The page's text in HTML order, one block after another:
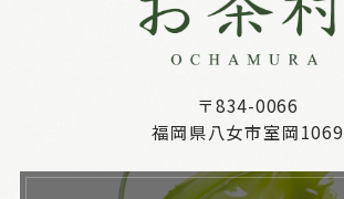
〒834-0066
福岡県八女市室岡1069